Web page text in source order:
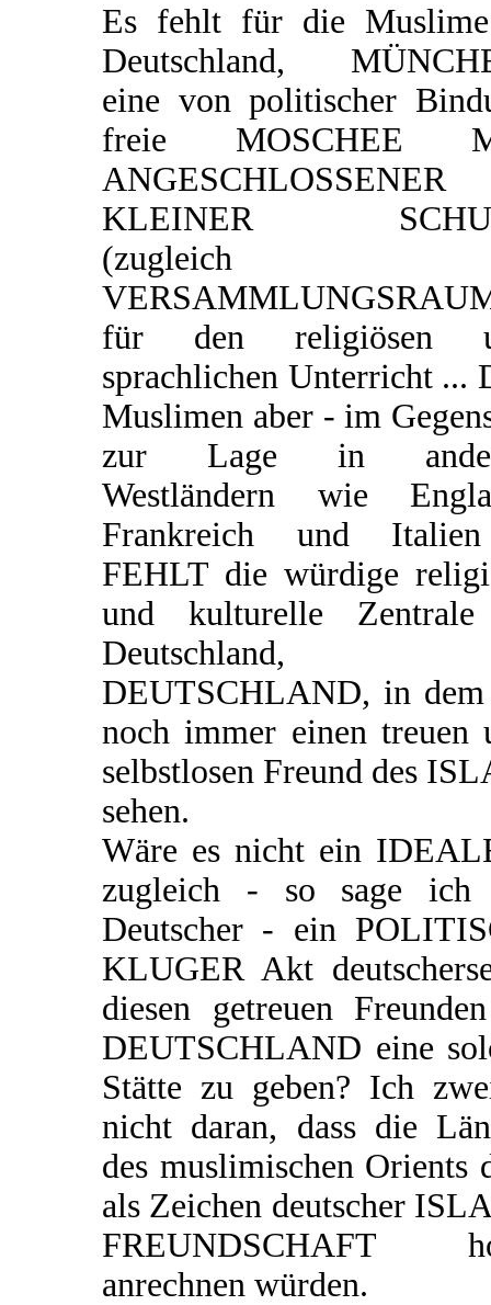
Es fehlt für die
Deutschland,
eine von politischer
freie MOSCHEE
ANGESCHLOSSENER
KLEINER
(zugleich
für den religiösen
sprachlichen Unterricht ...
Muslimen aber - im
zur Lage in
Westländern wie
Frankreich und
FEHLT die würdige
und kulturelle
Deutschland,
DEUTSCHLAND, in dem
noch immer einen treuen
selbstlosen Freund des
sehen.
Wäre es nicht ein
zugleich - so sage ich
Deutscher - ein
KLUGER Akt
diesen getreuen
DEUTSCHLAND eine
Stätte zu geben? Ich
nicht daran, dass die
des muslimischen Orients
als Zeichen deutscher
FREUNDSCHAFT
anrechnen würden.